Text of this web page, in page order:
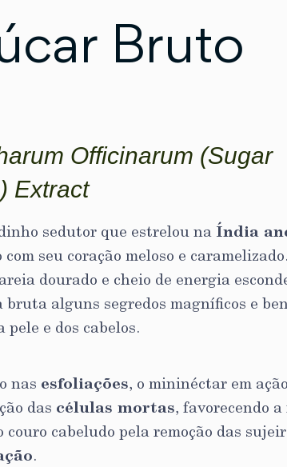
Bruto
Officinarum (Sugar
Extract
sedutor que estrelou na Índia
com seu coração meloso e
dourado e cheio de energia
bruta alguns segredos magníficos e
pele e dos cabelos.
nas esfoliações, o mininéctar em
das células mortas, favorecendo a
couro cabeludo pela remoção das
.